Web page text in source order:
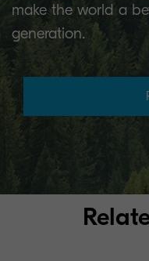
make the world a
generation.